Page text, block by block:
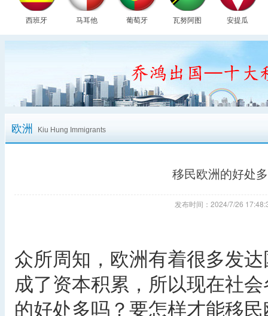
西班牙 马耳他 葡萄牙 瓦努阿图 安提瓜
欧洲 Kiu Hung Immigrants
移民欧洲的好处
发布时间：2024/7/26
众所周知，欧洲有着很多发
成了资本积累，所以现在社
的好处多吗？要怎样才能移